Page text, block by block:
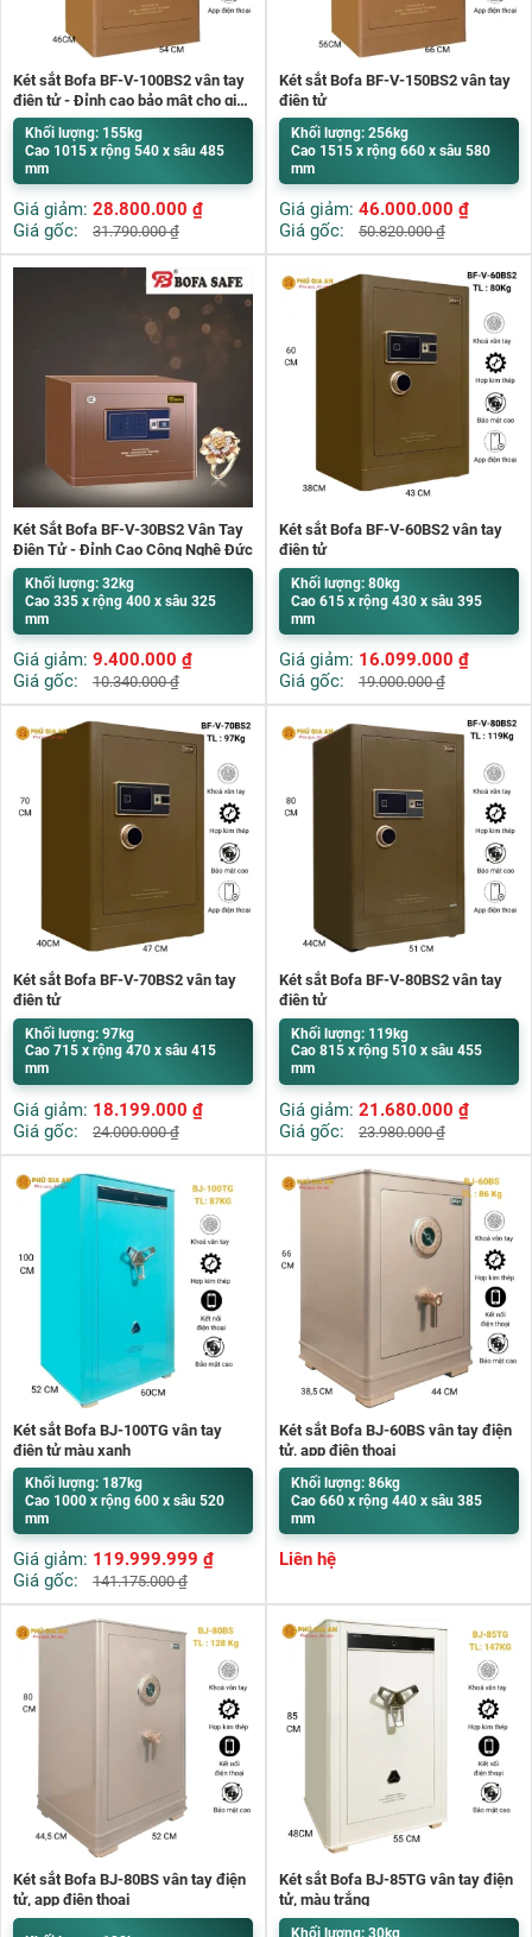
Két sắt Bofa BF-V-100BS2 vân tay
điện tử - Đỉnh cao bảo mật cho gia
đình
Khối lượng: 155kg
Cao 1015 x rộng 540 x sâu 485
mm
Giá giảm: 28.800.000 ₫
Giá gốc:
31.790.000₫
Két sắt Bofa BF-V-150BS2 vân tay
điện tử
Khối lượng: 256kg
Cao 1515 x rộng 660 x sâu 580
mm
Giá giảm: 46.000.000 ₫
Giá gốc:
50.820.000₫
Két Sắt Bofa BF-V-30BS2 Vân Tay
Điện Tử - Đỉnh Cao Công Nghệ Đức
Khối lượng: 32kg
Cao 335 x rộng 400 x sâu 325
mm
Giá giảm: 9.400.000 ₫
Giá gốc:
10.340.000₫
Két sắt Bofa BF-V-60BS2 vân tay
điện tử
Khối lượng: 80kg
Cao 615 x rộng 430 x sâu 395
mm
Giá giảm: 16.099.000 ₫
Giá gốc:
19.000.000₫
Két sắt Bofa BF-V-70BS2 vân tay
điện tử
Khối lượng: 97kg
Cao 715 x rộng 470 x sâu 415
mm
Giá giảm: 18.199.000 ₫
Giá gốc:
24.000.000₫
Két sắt Bofa BF-V-80BS2 vân tay
điện tử
Khối lượng: 119kg
Cao 815 x rộng 510 x sâu 455
mm
Giá giảm: 21.680.000 ₫
Giá gốc:
23.980.000₫
Két sắt Bofa BJ-100TG vân tay
điện tử màu xanh
Khối lượng: 187kg
Cao 1000 x rộng 600 x sâu 520
mm
Giá giảm: 119.999.999 ₫
Giá gốc:
141.175.000₫
Két sắt Bofa BJ-60BS vân tay điện
tử, app điện thoại
Khối lượng: 86kg
Cao 660 x rộng 440 x sâu 385
mm
Liên hệ
Két sắt Bofa BJ-80BS vân tay điện
tử, app điện thoại
Két sắt Bofa BJ-85TG vân tay điện
tử, màu trắng
Khối lượng: 30kg